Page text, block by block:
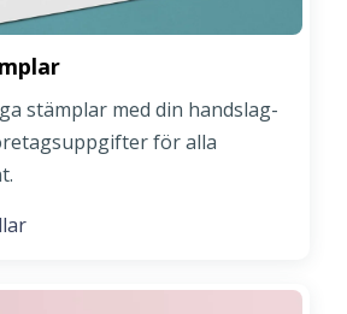
stämplar med din handslag-
för alla